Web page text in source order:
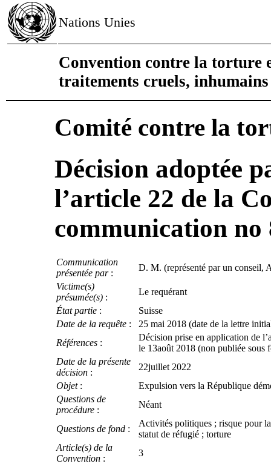
Nations Unies
Convention contre la torture
traitements cruels,
Comité contre la
Décision adoptée
l’article 22 de la
communication no
Communication
présentée par:
D. M. (représenté par un conseil,
Victime(s)
présumée(s) :
Le requérant
État partie :
Suisse
Date de la requête :
25 mai 2018 (date de la lettre
Références :
Décision prise en application de
le 13août 2018 (non publiée sous
Date de la présente
décision :
22juillet 2022
Objet:
Expulsion vers la République
Questions de
procédure :
Néant
Questions de fond :
Activités politiques ; risque pour
statut de réfugié ; torture
Article(s) de la
Convention :
3